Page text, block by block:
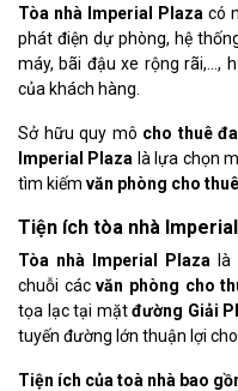
Tòa nhà Imperial Plazacó
phát điện dự phòng, hệ
máy, bãi đậu xe rộng rãi,…,
của khách hàng.
Sở hữu quy mô cho thuê
Imperial Plaza là lựa chọn
tìm kiếm văn phòng cho
Tiện ích tòa nhà
Tòa nhà Imperial Plaza là
chuỗi cácvăn phòng cho
tọa lạc tại mặtđường Giải
tuyến đường lớn thuận lợi
Tiện ích của toà nhà bao